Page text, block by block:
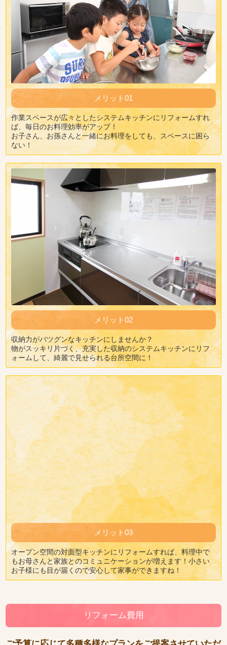
メリット01
作業スペースが広々としたシステムキッチンにリフォームすれ
ば、毎日のお料理効率がアップ！
お子さん、お孫さんと一緒にお料理をしても、スペースに困ら
ない！
メリット02
収納力がバツグンなキッチンにしませんか？
物がスッキリ片づく、充実した収納のシステムキッチンにリフ
ォームして、綺麗で見せられる台所空間に！
メリット03
オープン空間の対面型キッチンにリフォームすれば、料理中で
もお母さんと家族とのコミュニケーションが増えます！小さい
お子様にも目が届くので安心して家事ができますね！
リフォーム費用